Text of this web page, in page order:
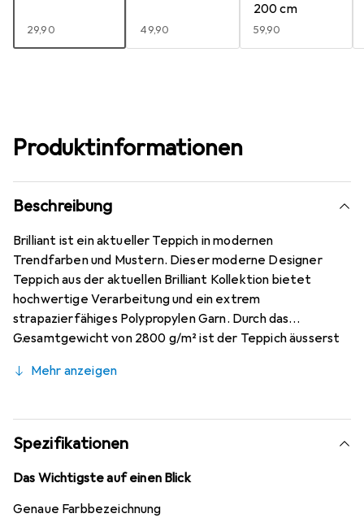
EUR
29,90 EUR
49,90
200 cm
EUR
59,90
Produktinformationen
Beschreibung
Brilliant ist ein aktueller Teppich in modernen
Trendfarben und Mustern. Dieser moderne Designer
Teppich aus der aktuellen Brilliant Kollektion bietet
hochwertige Verarbeitung und ein extrem
strapazierfähiges Polypropylen Garn. Durch das
Gesamtgewicht von 2800 g/m² ist der Teppich äusserst
pflegeleicht und lässt sich einfach saugen. Natürlich sind
Standard 100. Die Herstellung der Brilliant Teppiche
findet in einem nach BSCI (Business Social Compliance
Initiative) zertifizierten Betrieb statt.
Mehr anzeigen
Spezifikationen
Das Wichtigste auf einen Blick
Genaue Farbbezeichnung